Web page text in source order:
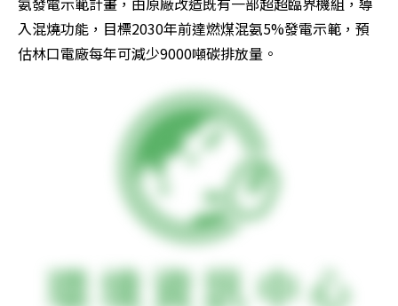
入混燒功能，目標2030年前達燃煤混氨5%發電示範，預
估林口電廠每年可減少9000噸碳排放量。